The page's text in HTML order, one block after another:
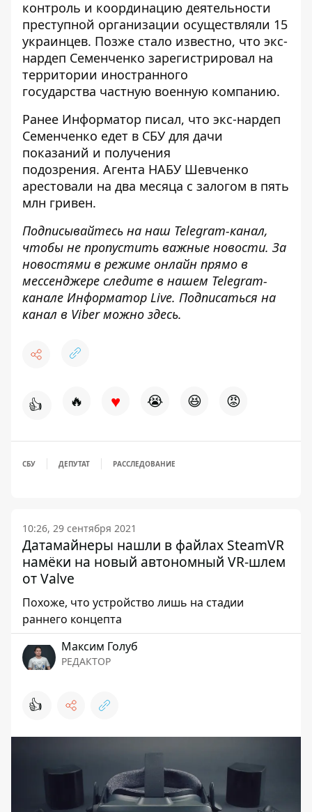
контроль и координацию деятельности
преступной организации осуществляли 15
украинцев. Позже стало известно, что экс-
нардеп Семенченко зарегистрировал на
территории иностранного
государства частную военную компанию.
Ранее Информатор писал, что экс-нардеп
Семенченко едет в СБУ для дачи
показаний и получения
подозрения. Агента НАБУ Шевченко
арестовали на два месяца с залогом в пять
млн гривен.
Подписывайтесь на наш Telegram-канал,
чтобы не пропустить важные новости. За
новостями в режиме онлайн прямо в
мессенджере следите в нашем Telegram-
канале Информатор Live. Подписаться на
канал в Viber можно здесь.
👍 🔥 ♥ 😭 😆 😡
СБУ ДЕПУТАТ РАССЛЕДОВАНИЕ
10:26, 29 сентября 2021
Датамайнеры нашли в файлах SteamVR
намёки на новый автономный VR-шлем
от Valve
Похоже, что устройство лишь на стадии
раннего концепта
Максим Голуб
РЕДАКТОР
👍